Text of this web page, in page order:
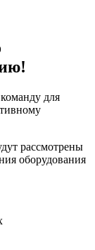
для
рассмотрены
оборудования